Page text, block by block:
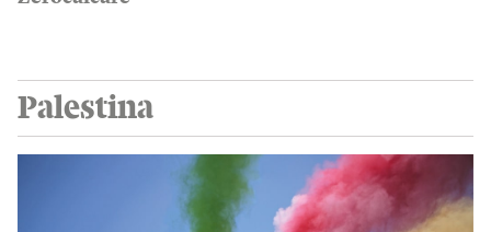
Palestina